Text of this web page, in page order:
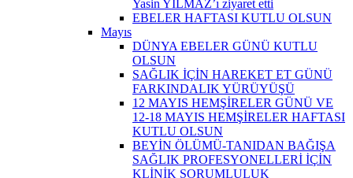
Yasin YILMAZ’ı ziyaret etti
EBELER HAFTASI KUTLU OLSUN
Mayıs
DÜNYA EBELER GÜNÜ KUTLU
OLSUN
SAĞLIK İÇİN HAREKET ET GÜNÜ
FARKINDALIK YÜRÜYÜŞÜ
12 MAYIS HEMŞİRELER GÜNÜ VE
12-18 MAYIS HEMŞİRELER HAFTASI
KUTLU OLSUN
BEYİN ÖLÜMÜ-TANIDAN BAĞIŞA
SAĞLIK PROFESYONELLERİ İÇİN
KLİNİK SORUMLULUK